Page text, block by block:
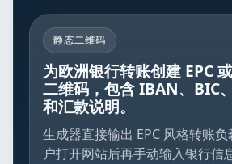
静态二维码
为欧洲银行转账创建 EPC
二维码，包含 IBAN、BIC
和汇款说明。
生成器直接输出 EPC 风格转账
户打开网站后再手动输入银行信息